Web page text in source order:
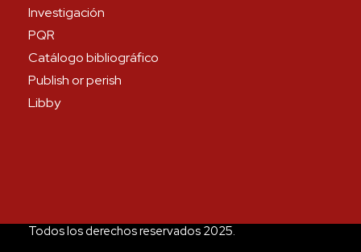
Investigación
PQR
Catálogo bibliográfico
Publish or perish
Libby
Todos los derechos reservados 2025.